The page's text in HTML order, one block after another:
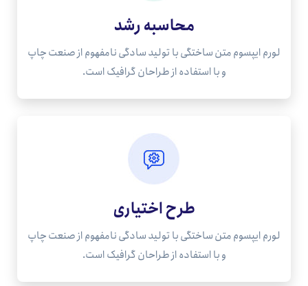
محاسبه رشد
لورم ایپسوم متن ساختگی با تولید سادگی نامفهوم از صنعت چاپ
و با استفاده از طراحان گرافیک است.
طرح اختیاری
لورم ایپسوم متن ساختگی با تولید سادگی نامفهوم از صنعت چاپ
و با استفاده از طراحان گرافیک است.